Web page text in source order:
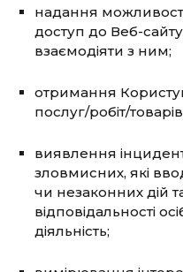
надання
доступ до Веб-
взаємодіяти з ним;
отримання
послуг/робіт/товарів
виявлення
зловмисних, які
чи незаконних дій
відповідальності
діяльність;